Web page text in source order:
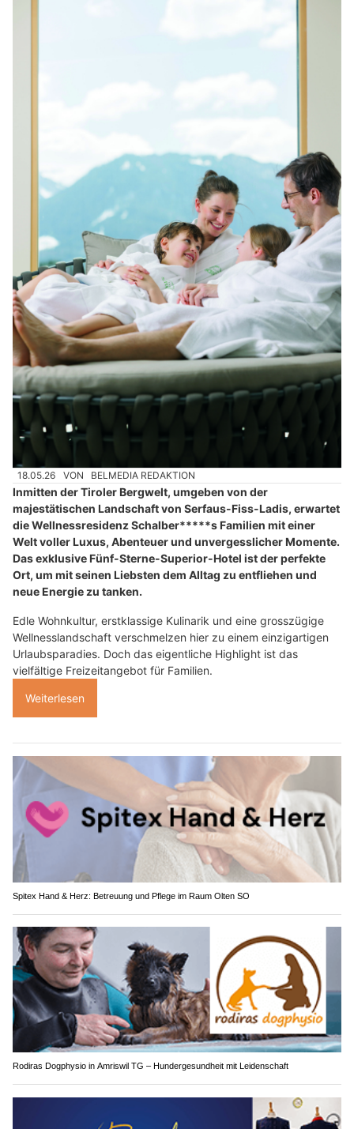
18.05.26 VON BELMEDIA REDAKTION
Inmitten der Tiroler Bergwelt, umgeben von der
majestätischen Landschaft von Serfaus-Fiss-Ladis, erwartet
die Wellnessresidenz Schalber*****s Familien mit einer
Welt voller Luxus, Abenteuer und unvergesslicher Momente.
Das exklusive Fünf-Sterne-Superior-Hotel ist der perfekte
Ort, um mit seinen Liebsten dem Alltag zu entfliehen und
neue Energie zu tanken.
Edle Wohnkultur, erstklassige Kulinarik und eine grosszügige
Wellnesslandschaft verschmelzen hier zu einem einzigartigen
Urlaubsparadies. Doch das eigentliche Highlight ist das
vielfältige Freizeitangebot für Familien.
Weiterlesen
Spitex Hand & Herz: Betreuung und Pflege im Raum Olten SO
Rodiras Dogphysio in Amriswil TG – Hundergesundheit mit Leidenschaft